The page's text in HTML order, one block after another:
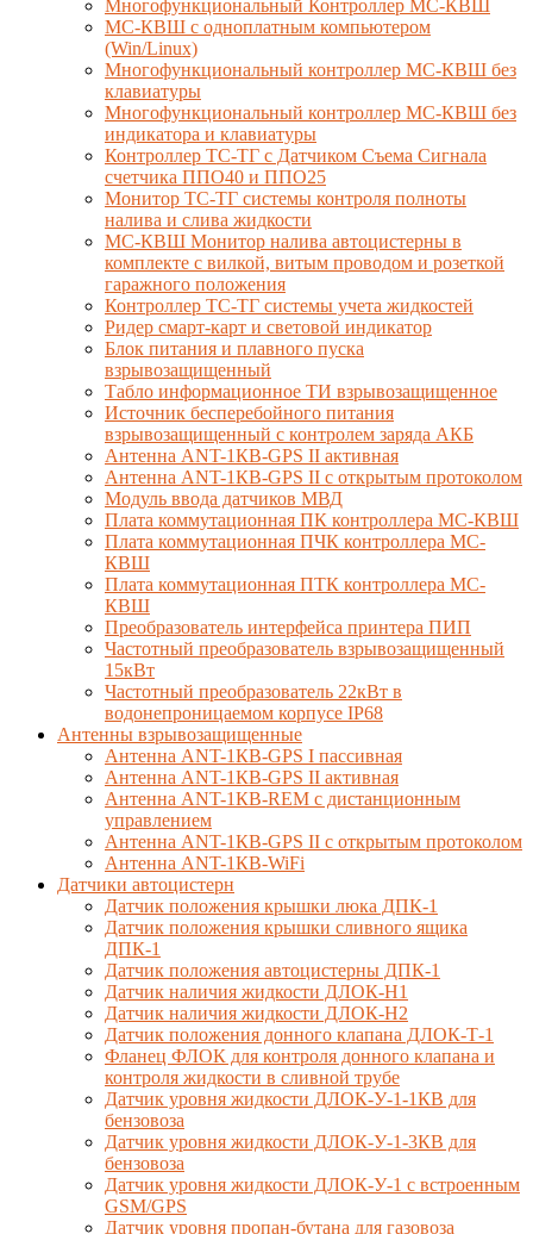
Многофункциональный Контроллер МС-КВШ
МС-КВШ с одноплатным компьютером
(Win/Linux)
Многофункциональный контроллер МС-КВШ без
клавиатуры
Многофункциональный контроллер МС-КВШ без
индикатора и клавиатуры
Контроллер ТС-ТГ с Датчиком Съема Сигнала
счетчика ППО40 и ППО25
Монитор ТС-ТГ системы контроля полноты
налива и слива жидкости
МС-КВШ Монитор налива автоцистерны в
комплекте с вилкой, витым проводом и розеткой
гаражного положения
Контроллер ТС-ТГ системы учета жидкостей
Ридер смарт-карт и световой индикатор
Блок питания и плавного пуска
взрывозащищенный
Табло информационное ТИ взрывозащищенное
Источник бесперебойного питания
взрывозащищенный с контролем заряда АКБ
Антенна ANT-1КВ-GPS II активная
Антенна ANT-1КВ-GPS II с открытым протоколом
Модуль ввода датчиков МВД
Плата коммутационная ПК контроллера МС-КВШ
Плата коммутационная ПЧК контроллера МС-
КВШ
Плата коммутационная ПТК контроллера МС-
КВШ
Преобразователь интерфейса принтера ПИП
Частотный преобразователь взрывозащищенный
15кВт
Частотный преобразователь 22кВт в
водонепроницаемом корпусе IP68
Антенны взрывозащищенные
Антенна ANT-1КВ-GPS I пассивная
Антенна ANT-1КВ-GPS II активная
Антенна ANT-1КВ-REM c дистанционным
управлением
Антенна ANT-1КВ-GPS II с открытым протоколом
Антенна ANT-1КВ-WiFi
Датчики автоцистерн
Датчик положения крышки люка ДПК-1
Датчик положения крышки сливного ящика
ДПК-1
Датчик положения автоцистерны ДПК-1
Датчик наличия жидкости ДЛОК-Н1
Датчик наличия жидкости ДЛОК-Н2
Датчик положения донного клапана ДЛОК-Т-1
Фланец ФЛОК для контроля донного клапана и
контроля жидкости в сливной трубе
Датчик уровня жидкости ДЛОК-У-1-1КВ для
бензовоза
Датчик уровня жидкости ДЛОК-У-1-3КВ для
бензовоза
Датчик уровня жидкости ДЛОК-У-1 с встроенным
GSM/GPS
Датчик уровня пропан-бутана для газовоза